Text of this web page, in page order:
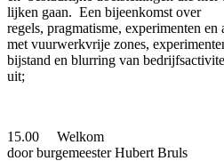
lijken gaan. Een bijeenkomst over
regels, pragmatisme, experimenten
met vuurwerkvrije zones,
bijstand en blurring van
uit;
15.00 Welkom
door burgemeester Hubert Bruls